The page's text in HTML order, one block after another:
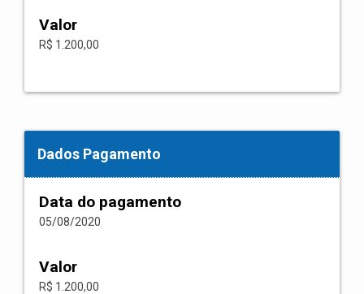
Valor
R$ 1.200,00
Dados Pagamento
Data do pagamento
05/08/2020
Valor
R$ 1.200,00